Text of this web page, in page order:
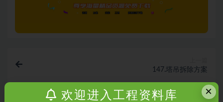
147.塔吊拆除方案
×
欢迎进入工程资料库